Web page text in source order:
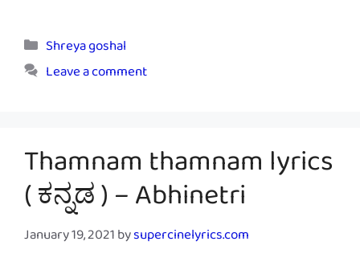
Categories
Shreya goshal
Leave a comment
Thamnam thamnam lyrics
( ಕನ್ನಡ ) – Abhinetri
January 19, 2021bysupercinelyrics.com